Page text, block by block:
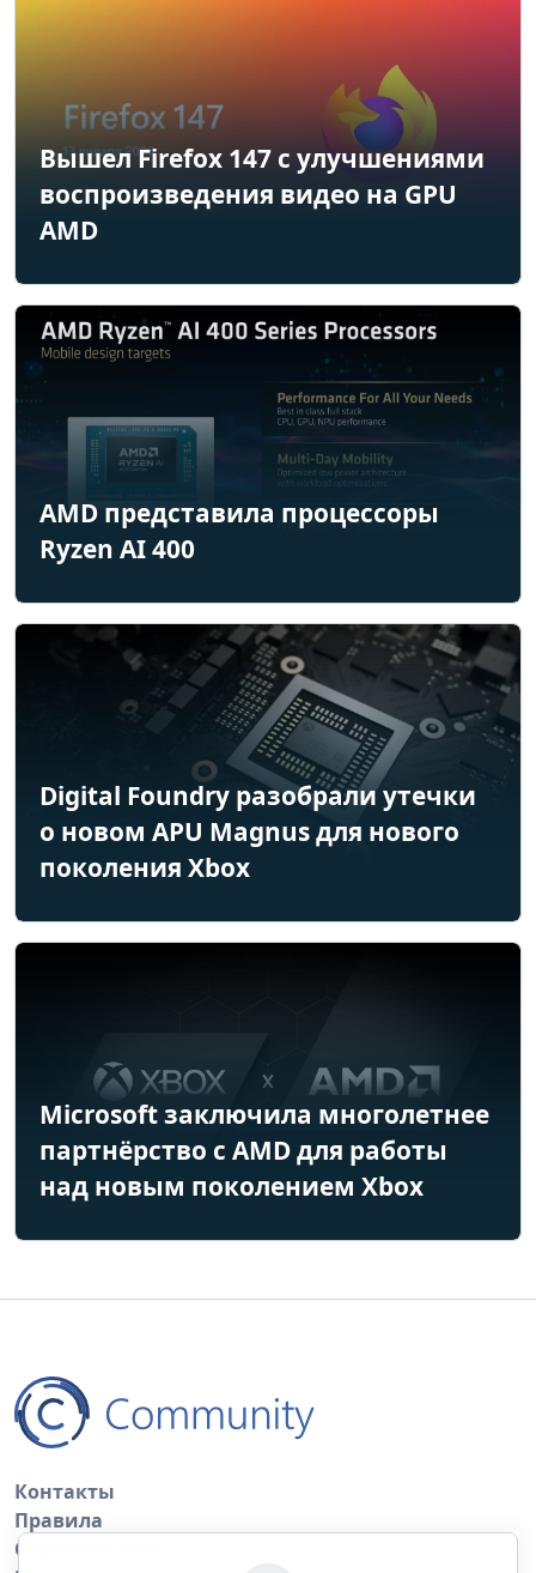
Вышел Firefox 147 с улучшениями
воспроизведения видео на GPU
AMD
AMD представила процессоры
Ryzen AI 400
Digital Foundry разобрали утечки
о новом APU Magnus для нового
поколения Xbox
Microsoft заключила многолетнее
партнёрство с AMD для работы
над новым поколением Xbox
Контакты
Правила
Обратная связь